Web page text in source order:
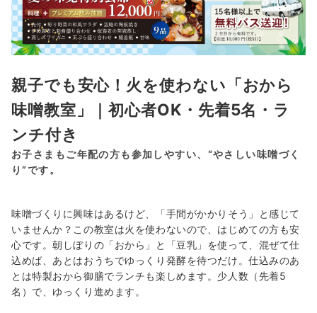
親子でも安心！火を使わない「おから
味噌教室」｜初心者OK・先着5名・ラ
ンチ付き
お子さまもご年配の方も参加しやすい、“やさしい味噌づく
り”です。
味噌づくりに興味はあるけど、「手間がかかりそう」と感じて
いませんか？この教室は火を使わないので、はじめての方も安
心です。朝しぼりの「おから」と「豆乳」を使って、混ぜて仕
込めば、あとはおうちでゆっくり発酵を待つだけ。仕込みのあ
とは特製おから御膳でランチも楽しめます。少人数（先着5
名）で、ゆっくり進めます。